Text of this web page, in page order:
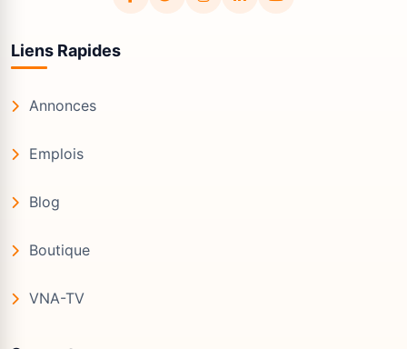
Liens Rapides
Annonces
Emplois
Blog
Boutique
VNA-TV